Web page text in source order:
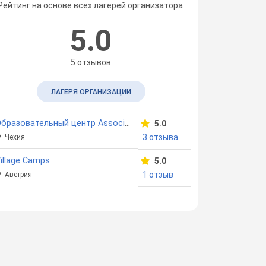
на основе всех лагерей организатора
5.0
5 отзывов
ЛАГЕРЯ ОРГАНИЗАЦИИ
Образовательный центр Association
Чехия
5.0
3 отзыва
Camps
Австрия
5.0
1 отзыв